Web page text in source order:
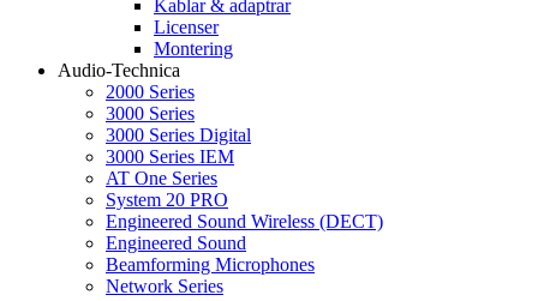
Kablar & adaptrar
Licenser
Montering
Audio-Technica
2000 Series
3000 Series
3000 Series Digital
3000 Series IEM
AT One Series
System 20 PRO
Engineered Sound Wireless (DECT)
Engineered Sound
Beamforming Microphones
Network Series